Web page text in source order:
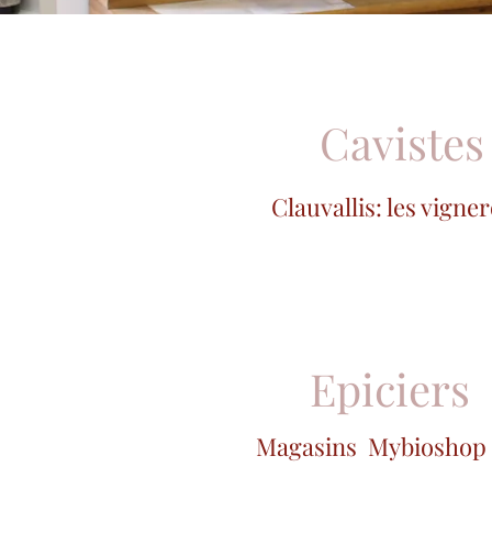
Clauvallis: les
Epiciers
Magasins Mybioshop